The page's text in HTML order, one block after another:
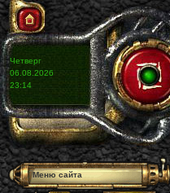
Четверг
06.08.2026
23:14
Меню сайта